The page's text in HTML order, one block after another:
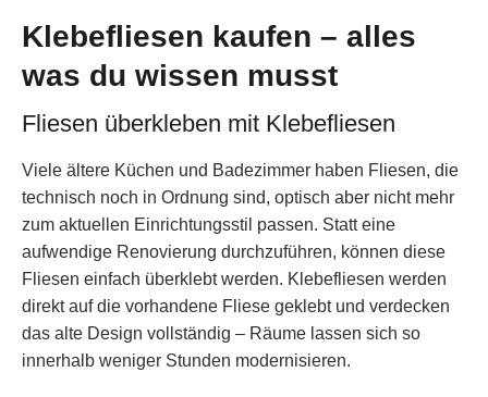
Klebefliesen kaufen – alles
was du wissen musst
Fliesen überkleben mit Klebefliesen
Viele ältere Küchen und Badezimmer haben Fliesen, die
technisch noch in Ordnung sind, optisch aber nicht mehr
zum aktuellen Einrichtungsstil passen. Statt eine
aufwendige Renovierung durchzuführen, können diese
Fliesen einfach überklebt werden. Klebefliesen werden
direkt auf die vorhandene Fliese geklebt und verdecken
das alte Design vollständig – Räume lassen sich so
innerhalb weniger Stunden modernisieren.